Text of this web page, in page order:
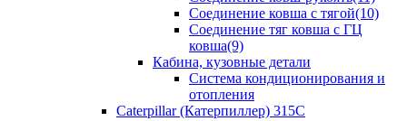
Соединение ковша с тягой(10)
Соединение тяг ковша с ГЦ
ковша(9)
Кабина, кузовные детали
Система кондиционирования и
отопления
Caterpillar (Катерпиллер) 315C